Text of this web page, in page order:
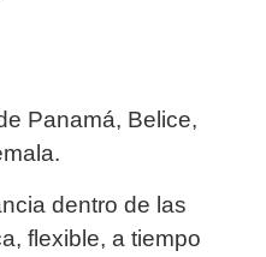
Panamá, Belice,
dentro de las
flexible, a tiempo